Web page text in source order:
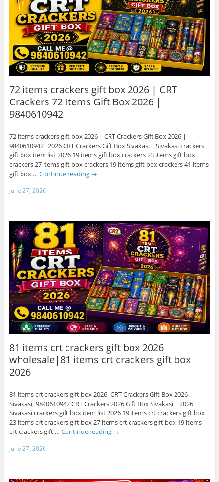
72 items crackers gift box 2026 | CRT
Crackers 72 Items Gift Box 2026 |
9840610942
72 items crackers gift box 2026 | CRT Crackers Gift Box 2026 |
9840610942 2026 CRT Crackers Gift Box Sivakasi | Sivakasi crackers
gift box item list 2026 19 items gift box crackers 23 items gift box
crackers 27 items gift box crackers 19 items gift box crackers 41 items
gift box … Continue reading →
June 27, 2026
81 items crt crackers gift box 2026
wholesale|81 items crt crackers gift box
2026
81 items crt crackers gift box 2026|CRT Crackers Gift Box 2026
Sivakasi|9840610942 CRT Crackers 2026 Gift Box Sivakasi | 2026
Sivakasi crackers gift box item list 2026 19 items crt crackers gift box
23 items crt crackers gift box 27 items crt crackers gift box 19 items
crt crackers gift … Continue reading →
June 27, 2026